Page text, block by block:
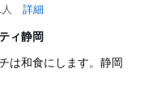
詳細
ィ静岡
は和食にします。静岡